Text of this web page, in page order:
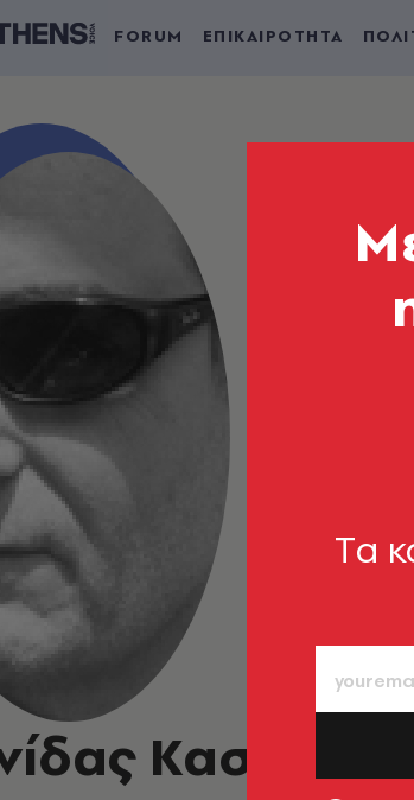
FORUM ΕΠΙΚΑΙΡΟΤΗΤΑ
Καστανάς
Tα